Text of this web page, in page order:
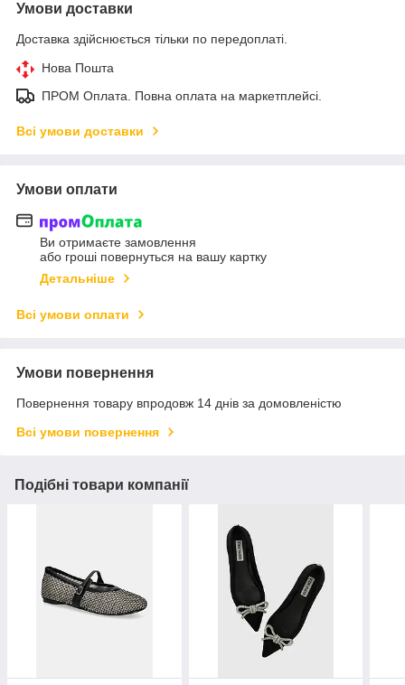
Умови доставки
Доставка здійснюється тільки по передоплаті.
Нова Пошта
ПРОМ Оплата. Повна оплата на маркетплейсі.
Всі умови доставки
Умови оплати
Ви отримаєте замовлення
або гроші повернуться на вашу картку
Детальніше
Всі умови оплати
Умови повернення
Повернення товару впродовж 14 днів за домовленістю
Всі умови повернення
Подібні товари компанії